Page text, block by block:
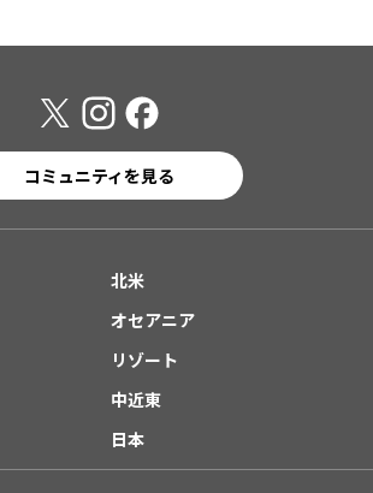
コミュニティを見る
北米
オセアニア
リゾート
中近東
日本